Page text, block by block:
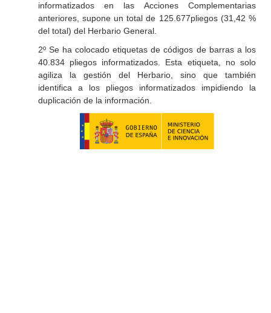
informatizados en las Acciones Complementarias
anteriores, supone un total de 125.677pliegos (31,42 %
del total) del Herbario General.
2º Se ha colocado etiquetas de códigos de barras a los
40.834 pliegos informatizados. Esta etiqueta, no solo
agiliza la gestión del Herbario, sino que también
identifica a los pliegos informatizados impidiendo la
duplicación de la información.